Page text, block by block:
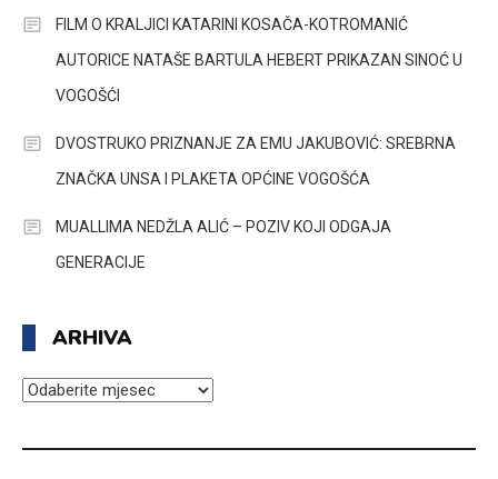
FILM O KRALJICI KATARINI KOSAČA-KOTROMANIĆ
AUTORICE NATAŠE BARTULA HEBERT PRIKAZAN SINOĆ U
VOGOŠĆI
DVOSTRUKO PRIZNANJE ZA EMU JAKUBOVIĆ: SREBRNA
ZNAČKA UNSA I PLAKETA OPĆINE VOGOŠĆA
MUALLIMA NEDŽLA ALIĆ – POZIV KOJI ODGAJA
GENERACIJE
ARHIVA
ARHIVA